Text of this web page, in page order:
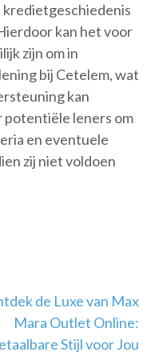
kredietgeschiedenis
kan het voor
zijn om in
bij Cetelem, wat
kan
potentiële leners om
en eventuele
zij niet voldoen
de Luxe van Max
Mara Outlet Online:
Stijl voor Jou